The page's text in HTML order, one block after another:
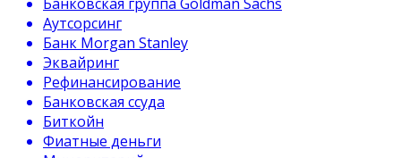
Аутсорсинг
Банк Morgan Stanley
Эквайринг
Рефинансирование
Банковская ссуда
Биткойн
Фиатные деньги